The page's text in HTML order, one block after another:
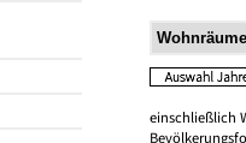
einschließlich